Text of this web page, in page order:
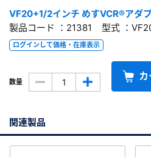
VF20+1/2インチ めすVCR®アダ
製品コード ：21381 型式 ：
ログインして価格・在庫表示
数量 カ
関連製品